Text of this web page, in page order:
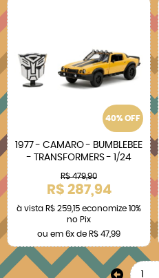
40% OFF
1977 - CAMARO - BUMBLEBEE
- TRANSFORMERS - 1/24
R$ 479,90
R$ 287,94
à vista R$ 259,15 economize 10%
no Pix
ou em 6x de R$ 47,99